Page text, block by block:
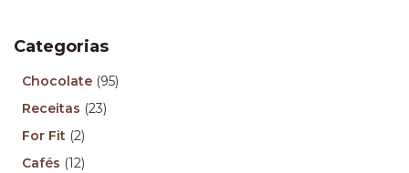
Categorias
Chocolate (95)
Receitas (23)
For Fit (2)
Cafés (12)